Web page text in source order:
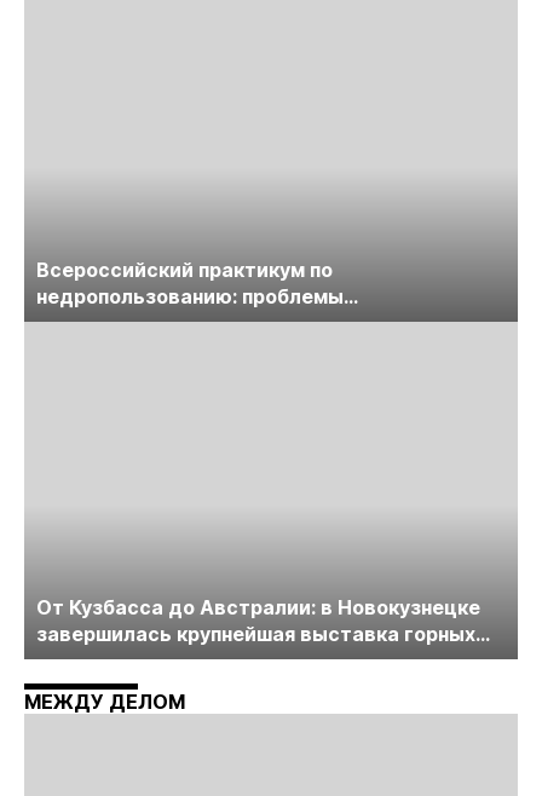
Всероссийский практикум по
недропользованию: проблемы
лицензирования, цифровизации, экспертизы
От Кузбасса до Австралии: в Новокузнецке
завершилась крупнейшая выставка горных
технологий «Недра России. Уголь России и
Майнинг»
МЕЖДУ ДЕЛОМ